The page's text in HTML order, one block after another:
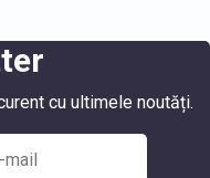
cu ultimele noutăți.